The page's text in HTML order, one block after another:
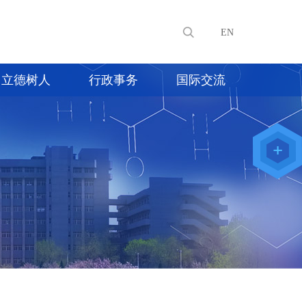
EN
立德树人 行政事务 国际交流